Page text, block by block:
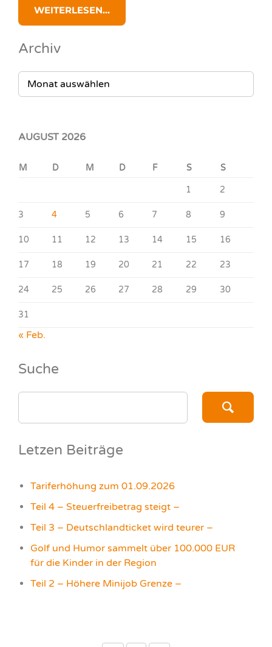
WEITERLESEN...
Archiv
ARCHIV
AUGUST 2026
M D M D F S S
1 2
3 4 5 6 7 8 9
10 11 12 13 14 15 16
17 18 19 20 21 22 23
24 25 26 27 28 29 30
31
« Feb.
Suche
SEARCH
Letzen Beiträge
Tariferhöhung zum 01.09.2026
Teil 4 – Steuerfreibetrag steigt –
Teil 3 – Deutschlandticket wird teurer –
Golf und Humor sammelt über 100.000 EUR
für die Kinder in der Region
Teil 2 – Höhere Minijob Grenze –